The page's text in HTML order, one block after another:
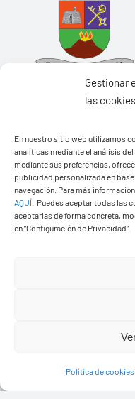
Gestionar
las cookies
En nuestro sitio web utilizamos
analíticas mediante el análisis
mediante sus preferencias,
publicidad personalizada en
navegación. Para más
AQUÍ
Puedes aceptar todas las
aceptarlas de forma concreta,
en “Configuración de Privacidad”.
Política de cookies
Ayuntamiento de
Pza. de Los
35570 – Yaiza
Tel:928 83 62 20
© Copyright2026